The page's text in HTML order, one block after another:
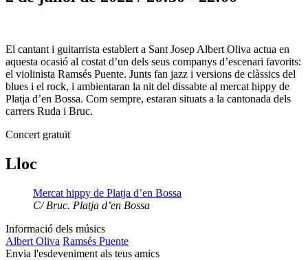
El cantant i guitarrista establert a Sant Josep Albert Oliva actua en
aquesta ocasió al costat d’un dels seus companys d’escenari favorits:
el violinista Ramsés Puente. Junts fan jazz i versions de clàssics del
blues i el rock, i ambientaran la nit del dissabte al mercat hippy de
Platja d’en Bossa. Com sempre, estaran situats a la cantonada dels
carrers Ruda i Bruc.
Concert gratuït
Lloc
Mercat hippy de Platja d’en Bossa
C/ Bruc. Platja d’en Bossa
Informació dels músics
Albert Oliva Ramsés Puente
Envia l'esdeveniment als teus amics